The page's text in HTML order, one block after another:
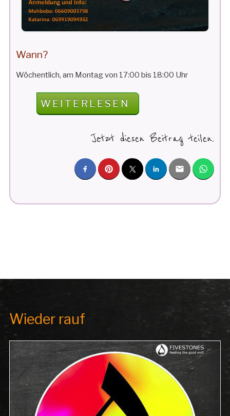
Wann?
Wöchentlich, am Montag von 17:00 bis 18:00 Uhr
„YOGA
&
KOMM
VORBEI
FIVESTONES
WEITERLESEN
Jetzt diesen Beitrag teilen.
Wieder rauf